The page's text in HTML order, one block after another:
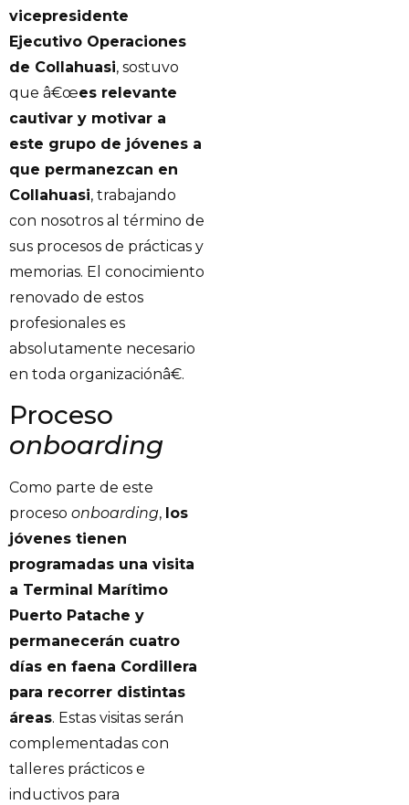
vicepresidente
Ejecutivo Operaciones
de Collahuasi, sostuvo
que â€œes relevante
cautivar y motivar a
este grupo de jóvenes a
que permanezcan en
Collahuasi, trabajando
con nosotros al término de
sus procesos de prácticas y
memorias. El conocimiento
renovado de estos
profesionales es
absolutamente necesario
en toda organizaciónâ€.
Proceso
onboarding
Como parte de este
proceso onboarding, los
jóvenes tienen
programadas una visita
a Terminal Marítimo
Puerto Patache y
permanecerán cuatro
días en faena Cordillera
para recorrer distintas
áreas. Estas visitas serán
complementadas con
talleres prácticos e
inductivos para